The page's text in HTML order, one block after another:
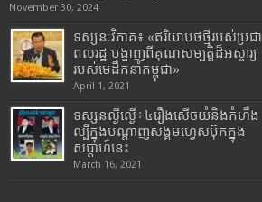
November 30, 2024
ទស្សនៈវិភាគ៖ «ឥរិយាបថថ្មីរបស់ប្រជា
ពលរដ្ឋ បង្ហាញពីគុណសម្បត្តិដ៏អស្ចារ្យ
របស់មេដឹកនាំកម្ពុជា»
April 1, 2021
ទស្សនល្ងីល្ងើ÷៤រឿងសើចយំនិងកំហឹង
ល្បីក្នុងបណ្តាញសង្គមហ្វេសប៊ុកក្នុង
សប្តាហ៍នេះ
March 16, 2021